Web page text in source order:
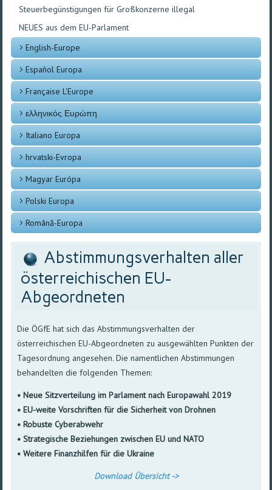
Steuerbegünstigungen für Großkonzerne illegal
NEUES aus dem EU-Parlament
English-Europe
Español Europa
Française L'Europe
ελληνικός Ευρώπη
Italiano Europa
hrvatski-Evropa
Magyar Európa
Polski Europa
Română-Europa
Abstimmungsverhalten aller
österreichischen EU-
Abgeordneten
Die ÖGfE hat sich das Abstimmungsverhalten der
österreichischen EU-Abgeordneten zu ausgewählten Punkten der
Tagesordnung angesehen. Die namentlichen Abstimmungen
behandelten die folgenden Themen:
• Neue Sitzverteilung im Parlament nach Europawahl 2019
• EU-weite Vorschriften für die Sicherheit von Drohnen
• Robuste Cyberabwehr
• Strategische Beziehungen zwischen EU und NATO
• Weitere Finanzhilfen für die Ukraine
Download Übersicht ->